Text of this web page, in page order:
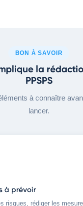
BON À SAVOIR
la
PPSPS
à connaître
lancer.
à prévoir
risques, rédiger les